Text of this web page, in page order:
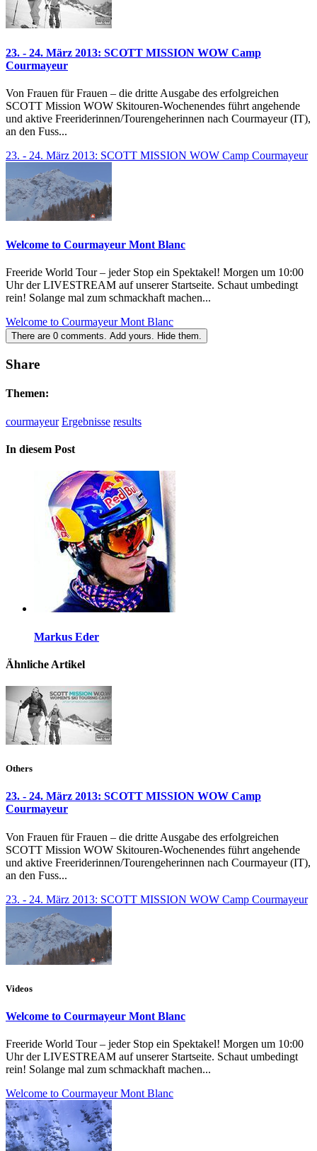
23. - 24. März 2013: SCOTT MISSION WOW Camp
Courmayeur
Von Frauen für Frauen – die dritte Ausgabe des erfolgreichen
SCOTT Mission WOW Skitouren-Wochenendes führt angehende
und aktive Freeriderinnen/Tourengeherinnen nach Courmayeur (IT),
an den Fuss...
23. - 24. März 2013: SCOTT MISSION WOW Camp Courmayeur
Welcome to Courmayeur Mont Blanc
Freeride World Tour – jeder Stop ein Spektakel! Morgen um 10:00
Uhr der LIVESTREAM auf unserer Startseite. Schaut umbedingt
rein! Solange mal zum schmackhaft machen...
Welcome to Courmayeur Mont Blanc
There are 0 comments. Add yours. Hide them.
Share
Themen:
courmayeur Ergebnisse results
In diesem Post
Markus Eder
Ähnliche Artikel
Others
23. - 24. März 2013: SCOTT MISSION WOW Camp
Courmayeur
Von Frauen für Frauen – die dritte Ausgabe des erfolgreichen
SCOTT Mission WOW Skitouren-Wochenendes führt angehende
und aktive Freeriderinnen/Tourengeherinnen nach Courmayeur (IT),
an den Fuss...
23. - 24. März 2013: SCOTT MISSION WOW Camp Courmayeur
Videos
Welcome to Courmayeur Mont Blanc
Freeride World Tour – jeder Stop ein Spektakel! Morgen um 10:00
Uhr der LIVESTREAM auf unserer Startseite. Schaut umbedingt
rein! Solange mal zum schmackhaft machen...
Welcome to Courmayeur Mont Blanc